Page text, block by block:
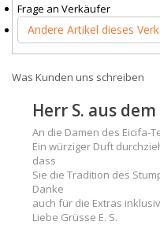
Frage an Verkäufer
Andere Artikel dieses
Was Kunden uns schreiben
Herr S. aus
An die Damen des Eicifa-
Ein würziger Duft
dass
Sie die Tradition des
Danke
auch für die Extras
Liebe Grüsse E. S.